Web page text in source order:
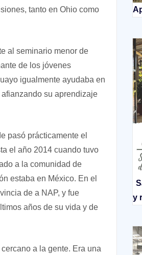
tanto en Ohio como
al seminario menor de
de los jóvenes
igualmente ayudaba en
su aprendizaje
pasó prácticamente el
el año 2014 cuando tuvo
a la comunidad de
estaba en México. En el
de a NAP, y fue
años de su vida y de
a la gente. Era una
y